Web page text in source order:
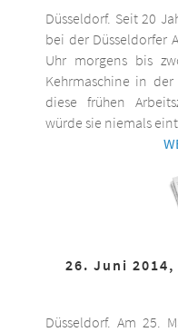
Düsseldorf. Seit 20
bei der Düsseldorfer
Uhr morgens bis
Kehrmaschine in
diese frühen
würde sie niemals
26. Juni
Düsseldorf. Am 25.